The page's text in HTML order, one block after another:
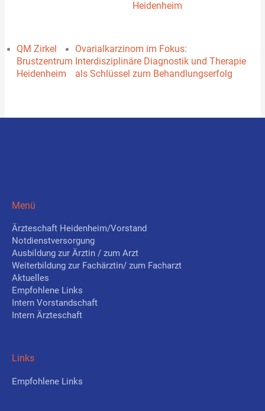
Heidenheim
QM Zirkel
Brustzentrum
Heidenheim
Ovarialkarzinom im Fokus:
Interdisziplinäre Diagnostik und Therapie
als Schlüssel zum Behandlungserfolg
Menü
Ärzteschaft Heidenheim/Vorstand
Notdienstversorgung
Ausbildung zur Ärztin / zum Arzt
Weiterbildung zur Fachärztin/ zum Facharzt
Aktuelles
Empfohlene Links
Intern Vorstandschaft
Intern Ärzteschaft
Links
Empfohlene Links